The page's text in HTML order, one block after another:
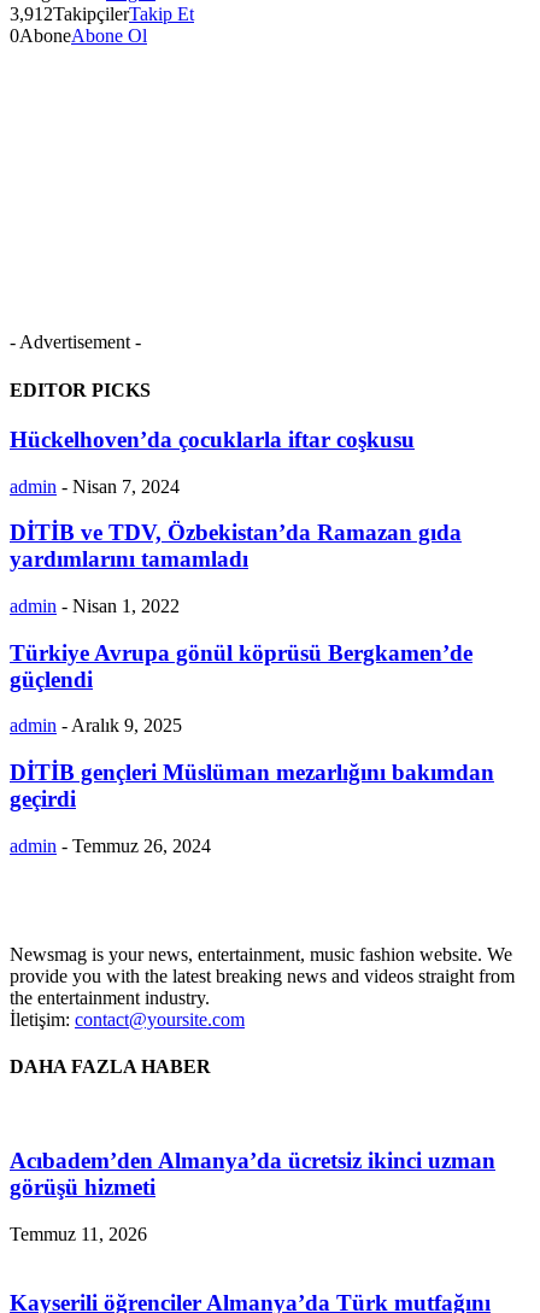
3,912TakipçilerTakip Et
0AboneAbone Ol
- Advertisement -
EDITOR PICKS
Hückelhoven’da çocuklarla iftar coşkusu
admin - Nisan 7, 2024
DİTİB ve TDV, Özbekistan’da Ramazan gıda
yardımlarını tamamladı
admin - Nisan 1, 2022
Türkiye Avrupa gönül köprüsü Bergkamen’de
güçlendi
admin - Aralık 9, 2025
DİTİB gençleri Müslüman mezarlığını bakımdan
geçirdi
admin - Temmuz 26, 2024
Newsmag is your news, entertainment, music fashion website. We
provide you with the latest breaking news and videos straight from
the entertainment industry.
İletişim: contact@yoursite.com
DAHA FAZLA HABER
Acıbadem’den Almanya’da ücretsiz ikinci uzman
görüşü hizmeti
Temmuz 11, 2026
Kayserili öğrenciler Almanya’da Türk mutfağını